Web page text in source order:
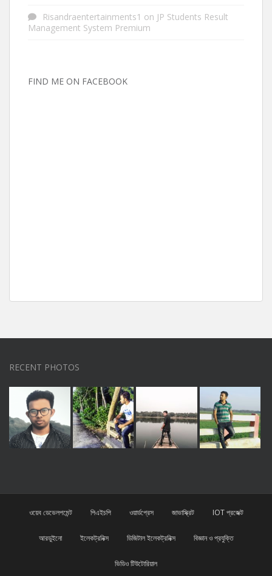
Risandraentertainments1 on JP Students Result
Management System Premium
FIND ME ON FACEBOOK
RECENT PHOTOS
ওয়েব ডেভেলপমেন্ট পিএইচপি ওয়ার্ডপ্রেস জাভাস্ক্রিট IOT প্রজেক্ট
আরডুইনো ইলেকট্রনিক্স ডিজিটাল ইলেকট্রনিক্স বিজ্ঞান ও প্রযুক্তি
ভিডিও টিউটোরিয়াল